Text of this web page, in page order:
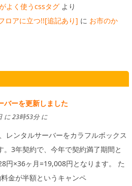
よく使うcssタグ より
ロアに立つ!![追記あり] に お市のか
バーを更新しました
に 23時53分 に
レンタルサーバーをカラフルボックス
。3年契約で、今年で契約満了期間と
円×36ヶ月=19,008円となります。 た
金が半額というキャンペ